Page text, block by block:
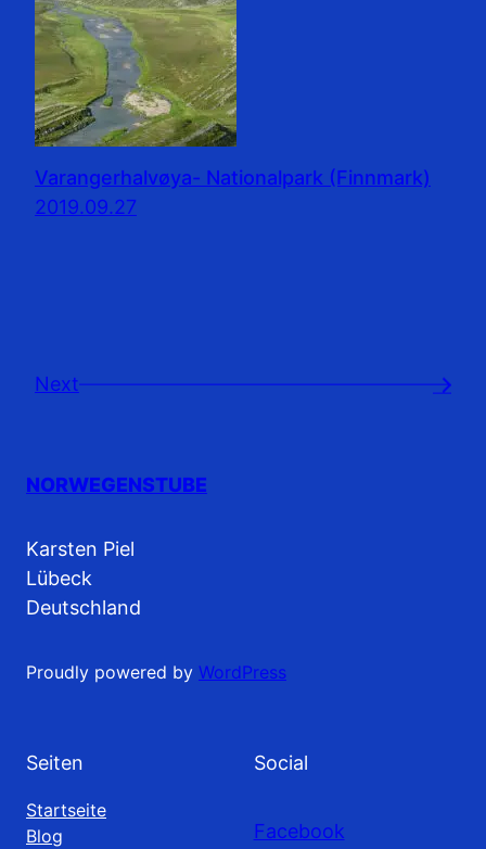
Varangerhalvøya- Nationalpark (Finnmark)
2019.09.27
Next →
NORWEGENSTUBE
Karsten Piel
Lübeck
Deutschland
Proudly powered by WordPress
Seiten
Startseite
Blog
Social
Facebook